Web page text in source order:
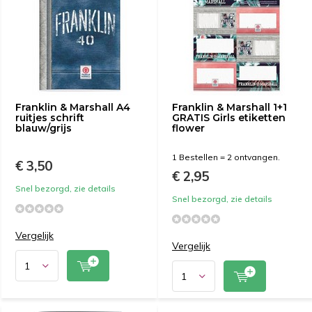
Franklin & Marshall A4
ruitjes schrift
blauw/grijs
€ 3,50
Snel bezorgd, zie details
Vergelijk
Franklin & Marshall 1+1
GRATIS Girls etiketten
flower
1 Bestellen = 2 ontvangen.
€ 2,95
Snel bezorgd, zie details
Vergelijk